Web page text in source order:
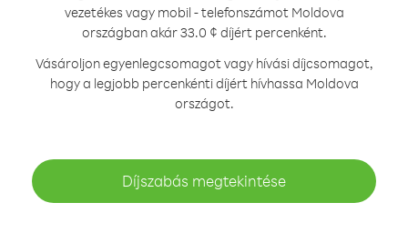
vezetékes vagy mobil - telefonszámot Moldova
országban akár 33.0 ¢ díjért percenként.
Vásároljon egyenlegcsomagot vagy hívási díjcsomagot,
hogy a legjobb percenkénti díjért hívhassa Moldova
országot.
Díjszabás megtekintése